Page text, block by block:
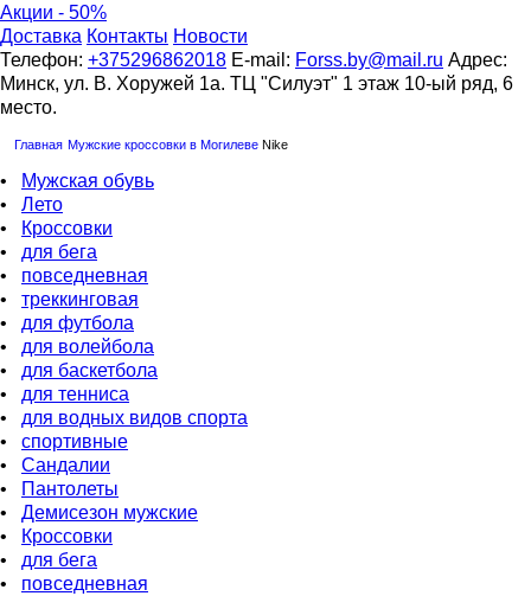
Акции - 50%
Доставка Контакты Новости
Телефон: +375296862018 E-mail: Forss.by@mail.ru Адрес:
Минск, ул. В. Хоружей 1а. ТЦ "Силуэт" 1 этаж 10-ый ряд, 6
место.
Главная Мужские кроссовки в Могилеве Nike
•
Мужская обувь
• Лето
•
Кроссовки
• для бега
• повседневная
• треккинговая
• для футбола
• для волейбола
• для баскетбола
• для тенниса
• для водных видов спорта
• спортивные
• Сандалии
•
Пантолеты
• Демисезон мужские
•
Кроссовки
• для бега
• повседневная